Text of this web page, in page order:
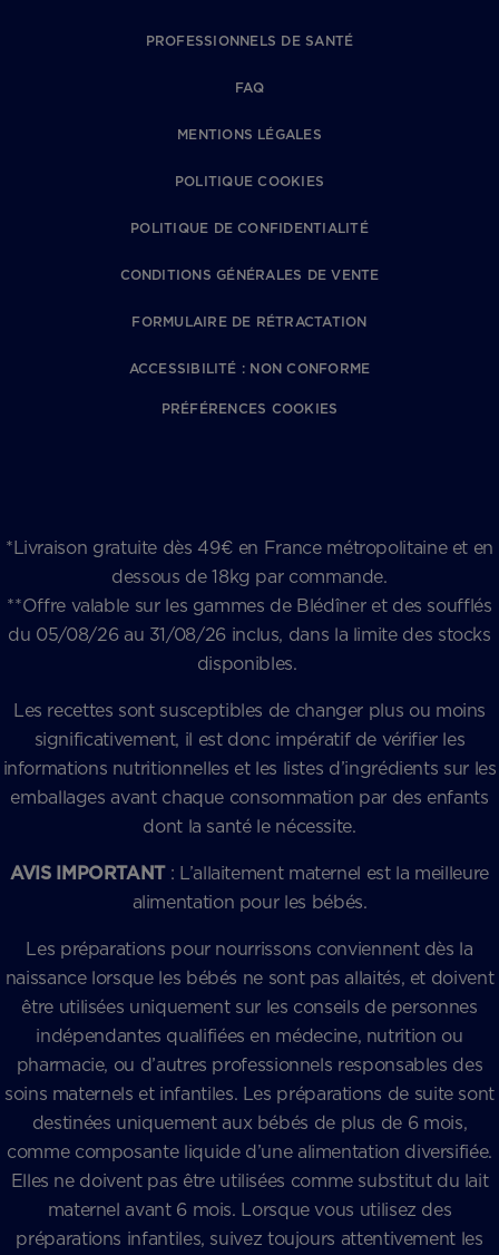
PROFESSIONNELS DE SANTÉ
FAQ
MENTIONS LÉGALES
POLITIQUE COOKIES
POLITIQUE DE CONFIDENTIALITÉ
CONDITIONS GÉNÉRALES DE VENTE
FORMULAIRE DE RÉTRACTATION
ACCESSIBILITÉ : NON CONFORME
PRÉFÉRENCES COOKIES
*Livraison gratuite dès 49€ en France métropolitaine et en
dessous de 18kg par commande.
**Offre valable sur les gammes de Blédîner et des soufflés
du 05/08/26 au 31/08/26 inclus, dans la limite des stocks
disponibles.
Les recettes sont susceptibles de changer plus ou moins
significativement, il est donc impératif de vérifier les
informations nutritionnelles et les listes d’ingrédients sur les
emballages avant chaque consommation par des enfants
dont la santé le nécessite.
AVIS IMPORTANT : L’allaitement maternel est la meilleure
alimentation pour les bébés.
Les préparations pour nourrissons conviennent dès la
naissance lorsque les bébés ne sont pas allaités, et doivent
être utilisées uniquement sur les conseils de personnes
indépendantes qualifiées en médecine, nutrition ou
pharmacie, ou d’autres professionnels responsables des
soins maternels et infantiles. Les préparations de suite sont
destinées uniquement aux bébés de plus de 6 mois,
comme composante liquide d’une alimentation diversifiée.
Elles ne doivent pas être utilisées comme substitut du lait
maternel avant 6 mois. Lorsque vous utilisez des
préparations infantiles, suivez toujours attentivement les